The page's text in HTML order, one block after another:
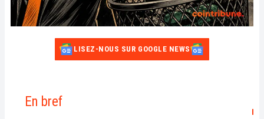
LISEZ-NOUS SUR GOOGLE NEWS
En bref